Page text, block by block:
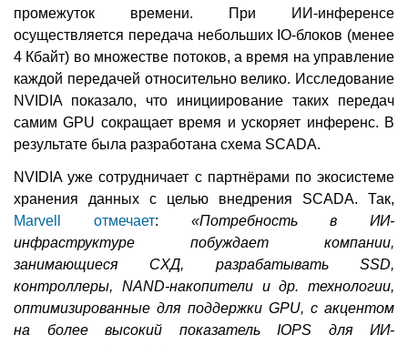
промежуток времени. При ИИ-инференсе
осуществляется передача небольших IO-блоков (менее
4 Кбайт) во множестве потоков, а время на управление
каждой передачей относительно велико. Исследование
NVIDIA показало, что инициирование таких передач
самим GPU сокращает время и ускоряет инференс. В
результате была разработана схема SCADA.
NVIDIA уже сотрудничает с партнёрами по экосистеме
хранения данных с целью внедрения SCADA. Так,
Marvell отмечает: «Потребность в ИИ-
инфраструктуре побуждает компании,
занимающиеся СХД, разрабатывать SSD,
контроллеры, NAND-накопители и др. технологии,
оптимизированные для поддержки GPU, с акцентом
на более высокий показатель IOPS для ИИ-